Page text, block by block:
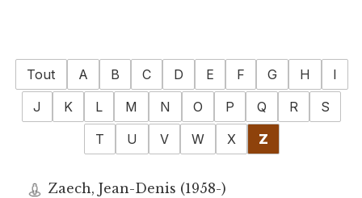
Tout A B C D E F G H
I
J
K L M N O P Q R
S
T
U V W X Z
Zaech, Jean-Denis (1958-)